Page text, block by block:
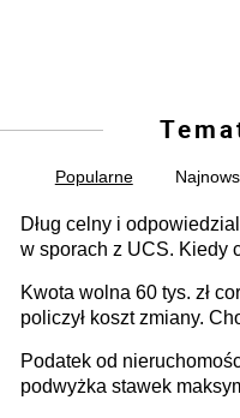
Popularne
Dług celny i
w sporach z UCS. Kiedy
Kwota wolna 60 tys. zł
policzył koszt zmiany.
Podatek od
podwyżka stawek